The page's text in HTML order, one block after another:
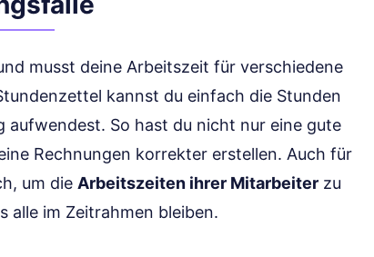
musst deine Arbeitszeit für verschiedene
kannst du einfach die Stunden
So hast du nicht nur eine gute
Rechnungen korrekter erstellen. Auch für
um die Arbeitszeiten ihrer Mitarbeiter zu
alle im Zeitrahmen bleiben.